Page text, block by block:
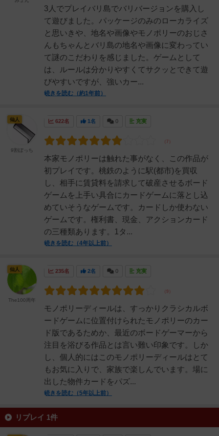
3人でプレイバリ島でバリバージョンを購入し
て遊びました。パッケージのみのローカライズ
と思いきや、地名や画像やモノポリーのおじさ
んもちゃんとバリ島の地名や画像に変わってい
て謎のこだわりを感じました。ゲームとして
は、ルールは分かりやすくてサクッとできて遊
びやすいですが、強いカー...
続きを読む（約1年前）
622名 1名 0 充実
本家モノポリーは触れた事がなく、この作品が
初プレイです。桃鉄のように駅(都市)を買収
し、相手に賃貸料を請求して破産させるボード
ゲームを上手い具合にカードゲームに落とし込
めていそうなゲームです。カードしか使わない
ゲームです。権利書、現金、アクションカード
の三種類あります。1タ...
続きを読む（4年以上前）
仙人
9割ぼっち
235名 2名 0 充実
モノポリーディールは、すっかりクラシカルボ
ードゲームに位置付けられたモノポリーのカー
ド版であるためか、最近のボードゲーマーから
注目を浴びる作品とは言い難い印象です。しか
し、個人的にはこのモノポリーディールはとて
もお気に入りで、家族で楽しんでいます。場に
出した物件カードをパズ...
続きを読む（5年以上前）
仙人
The100周年
リプレイ 1件